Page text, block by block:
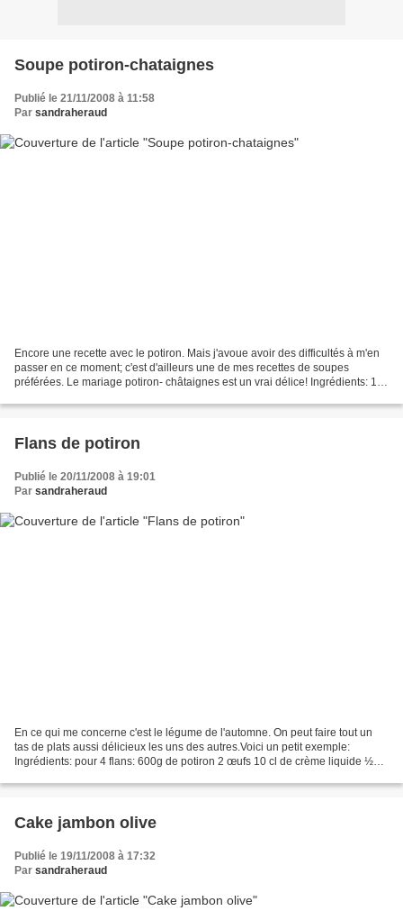
Soupe potiron-chataignes
Publié le 21/11/2008 à 11:58
Par sandraheraud
Encore une recette avec le potiron. Mais j'avoue avoir des difficultés à m'en
passer en ce moment; c'est d'ailleurs une de mes recettes de soupes
préférées. Le mariage potiron- châtaignes est un vrai délice! Ingrédients: 1
Flans de potiron
Publié le 20/11/2008 à 19:01
Par sandraheraud
En ce qui me concerne c'est le légume de l'automne. On peut faire tout un
tas de plats aussi délicieux les uns des autres.Voici un petit exemple:
Ingrédients: pour 4 flans: 600g de potiron 2 œufs 10 cl de crème liquide ½
Cake jambon olive
Publié le 19/11/2008 à 17:32
Par sandraheraud